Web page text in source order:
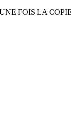
FOIS LA